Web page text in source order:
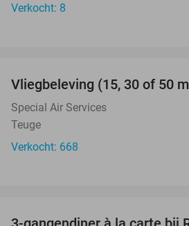
Verkocht: 8
Vliegbeleving (15, 30 of 50
Special Air Services
Teuge
Verkocht: 668